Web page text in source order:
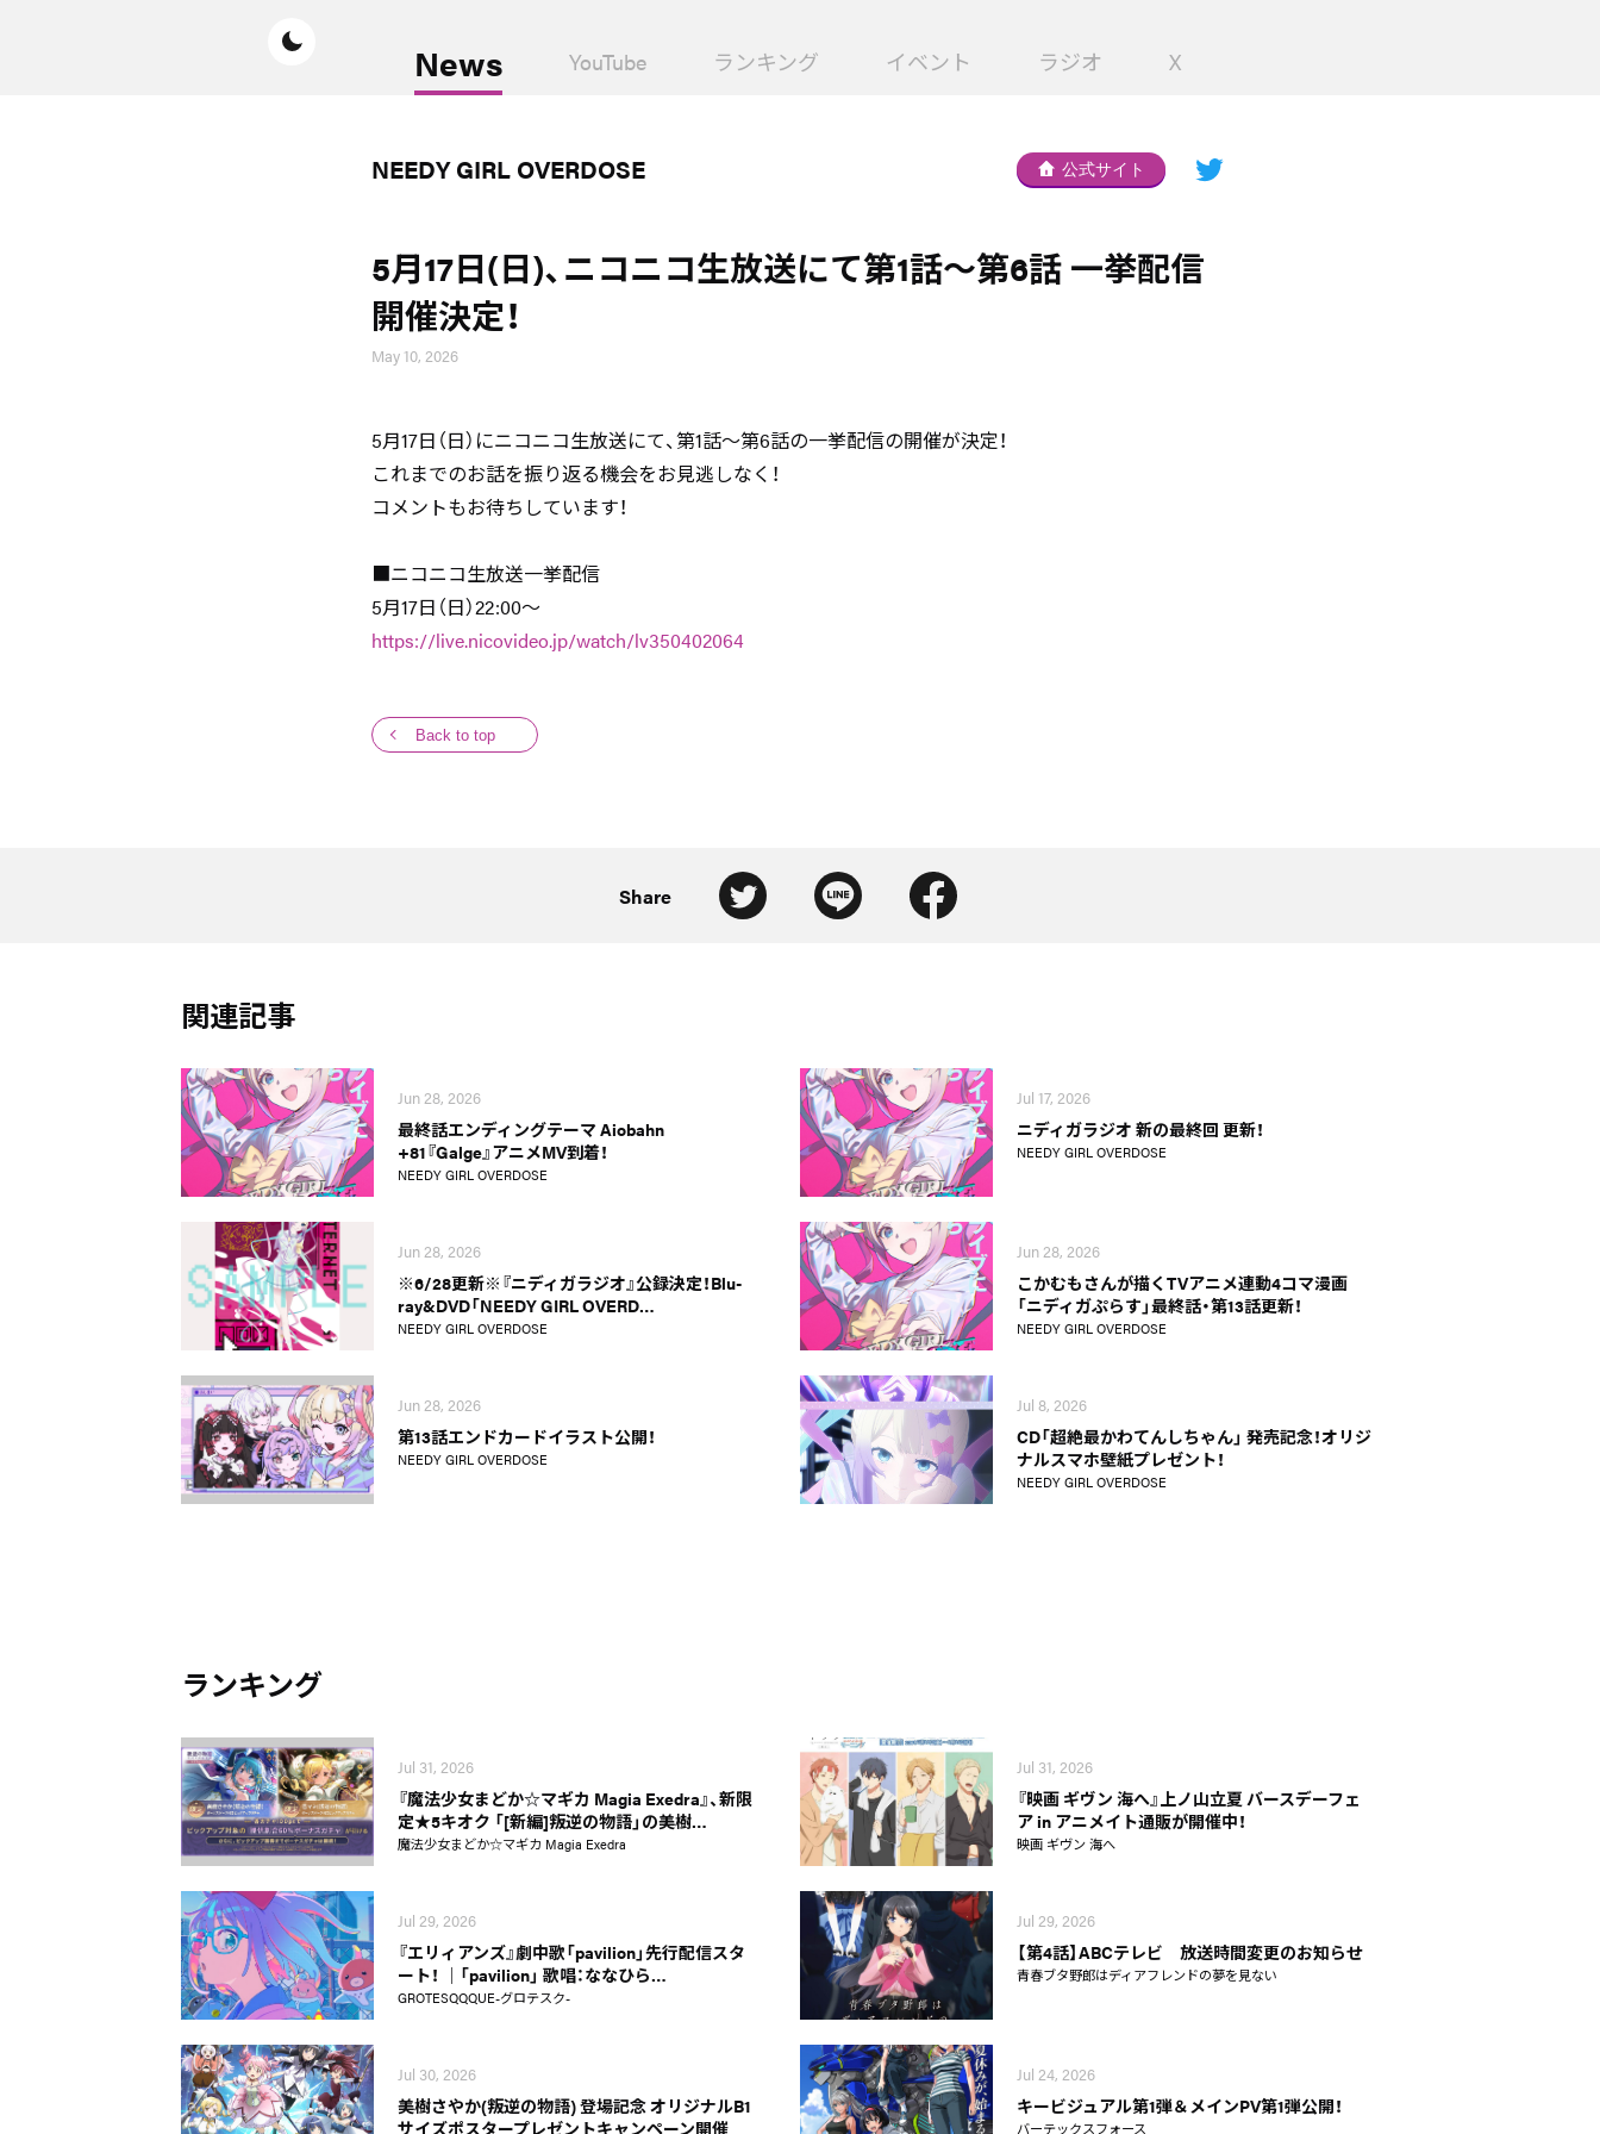
News YouTube ランキング イベント ラジオ X
NEEDY GIRL OVERDOSE 公式サイト
5月17日(日)、ニコニコ生放送にて第1話～第6話 一挙配信
開催決定！
May 10, 2026
5月17日（日）にニコニコ生放送にて、第1話～第6話の一挙配信の開催が決定！
これまでのお話を振り返る機会をお見逃しなく！
コメントもお待ちしています！
■ニコニコ生放送一挙配信
5月17日（日）22:00～
https://live.nicovideo.jp/watch/lv350402064
Back to top
Share
関連記事
Jun 28, 2026
最終話エンディングテーマ Aiobahn
+81『Galge』アニメMV到着！
NEEDY GIRL OVERDOSE
Jul 17, 2026
ニディガラジオ 新の最終回 更新！
NEEDY GIRL OVERDOSE
Jun 28, 2026
※6/28更新※『ニディガラジオ』公録決定！Blu-
ray&DVD「NEEDY GIRL OVERD…
NEEDY GIRL OVERDOSE
Jun 28, 2026
こかむもさんが描くTVアニメ連動4コマ漫画
「ニディガぷらす」最終話・第13話更新！
NEEDY GIRL OVERDOSE
Jun 28, 2026
第13話エンドカードイラスト公開！
NEEDY GIRL OVERDOSE
Jul 8, 2026
CD「超絶最かわてんしちゃん」 発売記念！オリジ
ナルスマホ壁紙プレゼント！
NEEDY GIRL OVERDOSE
ランキング
Jul 31, 2026
『魔法少女まどか☆マギカ Magia Exedra』、新限
定★5キオク 「[新編]叛逆の物語」の美樹…
魔法少女まどか☆マギカ Magia Exedra
Jul 31, 2026
『映画 ギヴン 海へ』上ノ山立夏 バースデーフェ
ア in アニメイト通販が開催中！
映画 ギヴン 海へ
Jul 29, 2026
『エリィアンズ』劇中歌「pavilion」先行配信スタ
ート！ │「pavilion」 歌唱：ななひら…
GROTESQQQUE-グロテスク-
Jul 29, 2026
【第4話】ABCテレビ 放送時間変更のお知らせ
青春ブタ野郎はディアフレンドの夢を見ない
Jul 30, 2026
美樹さやか(叛逆の物語) 登場記念 オリジナルB1
サイズポスタープレゼントキャンペーン開催
Jul 24, 2026
キービジュアル第1弾＆メインPV第1弾公開！
バーテックスフォース